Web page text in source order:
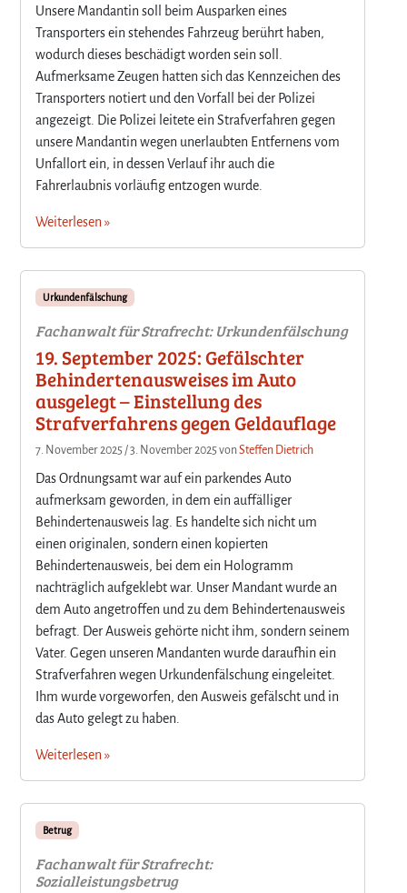
Unsere Mandantin soll beim Ausparken eines
Transporters ein stehendes Fahrzeug berührt haben,
wodurch dieses beschädigt worden sein soll.
Aufmerksame Zeugen hatten sich das Kennzeichen des
Transporters notiert und den Vorfall bei der Polizei
angezeigt. Die Polizei leitete ein Strafverfahren gegen
unsere Mandantin wegen unerlaubten Entfernens vom
Unfallort ein, in dessen Verlauf ihr auch die
Fahrerlaubnis vorläufig entzogen wurde.
Weiterlesen »
Urkundenfälschung
Fachanwalt für Strafrecht: Urkundenfälschung
19. September 2025: Gefälschter
Behindertenausweises im Auto
ausgelegt – Einstellung des
Strafverfahrens gegen Geldauflage
7. November 2025 /3. November 2025vonSteffen Dietrich
Das Ordnungsamt war auf ein parkendes Auto
aufmerksam geworden, in dem ein auffälliger
Behindertenausweis lag. Es handelte sich nicht um
einen originalen, sondern einen kopierten
Behindertenausweis, bei dem ein Hologramm
nachträglich aufgeklebt war. Unser Mandant wurde an
dem Auto angetroffen und zu dem Behindertenausweis
befragt. Der Ausweis gehörte nicht ihm, sondern seinem
Vater. Gegen unseren Mandanten wurde daraufhin ein
Strafverfahren wegen Urkundenfälschung eingeleitet.
Ihm wurde vorgeworfen, den Ausweis gefälscht und in
das Auto gelegt zu haben.
Weiterlesen »
Betrug
Fachanwalt für Strafrecht:
Sozialleistungsbetrug